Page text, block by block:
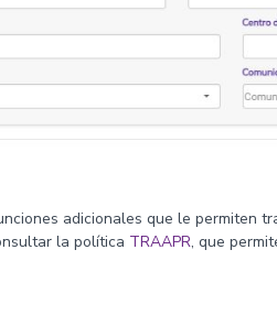
adicionales que le permiten
la política TRAAPR, que